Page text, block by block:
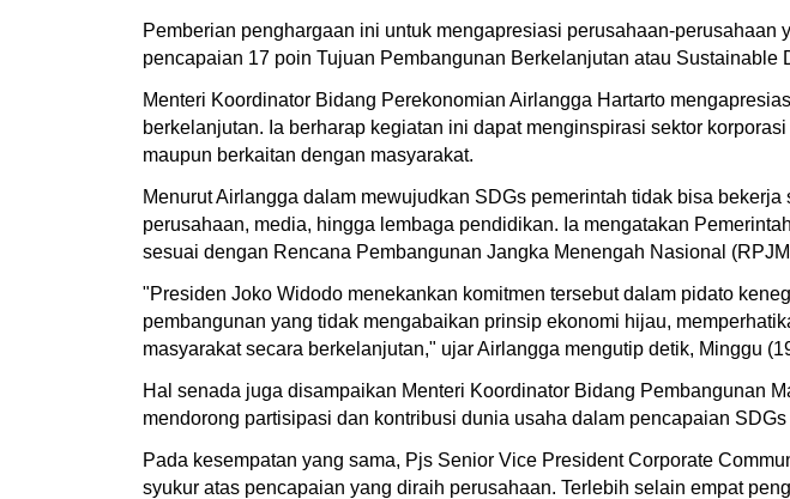
Pemberian penghargaan ini untuk mengapresiasi perusahaan-
pencapaian 17 poin Tujuan Pembangunan Berkelanjutan atau Sustainable
Menteri Koordinator Bidang Perekonomian Airlangga Hartarto
berkelanjutan. Ia berharap kegiatan ini dapat menginspirasi sektor
maupun berkaitan dengan masyarakat.
Menurut Airlangga dalam mewujudkan SDGs pemerintah tidak bisa
perusahaan, media, hingga lembaga pendidikan. Ia mengatakan
sesuai dengan Rencana Pembangunan Jangka Menengah Nasional
"Presiden Joko Widodo menekankan komitmen tersebut dalam pidato
pembangunan yang tidak mengabaikan prinsip ekonomi hijau,
masyarakat secara berkelanjutan," ujar Airlangga mengutip detik, Minggu
Hal senada juga disampaikan Menteri Koordinator Bidang Pembangunan
mendorong partisipasi dan kontribusi dunia usaha dalam pencapaian
Pada kesempatan yang sama, Pjs Senior Vice President Corporate
syukur atas pencapaian yang diraih perusahaan. Terlebih selain empat